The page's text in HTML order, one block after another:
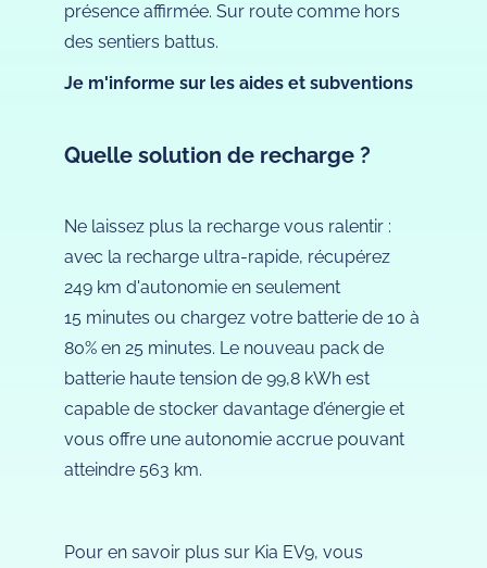
présence affirmée. Sur route comme hors
des sentiers battus.
Je m'informe sur les aides et subventions
Quelle solution de recharge ?
Ne laissez plus la recharge vous ralentir :
avec la recharge ultra-rapide, récupérez
249 km d'autonomie en seulement
15 minutes ou chargez votre batterie de 10 à
80% en 25 minutes. Le nouveau pack de
batterie haute tension de 99,8 kWh est
capable de stocker davantage d’énergie et
vous offre une autonomie accrue pouvant
atteindre 563 km.
Pour en savoir plus sur Kia EV9, vous